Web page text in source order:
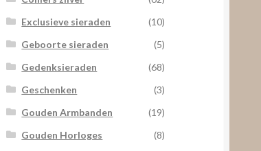
Exclusieve sieraden
(10)
Geboorte sieraden
(5)
Gedenksieraden
(68)
Geschenken
(3)
Gouden Armbanden
(19)
Gouden Horloges
(8)